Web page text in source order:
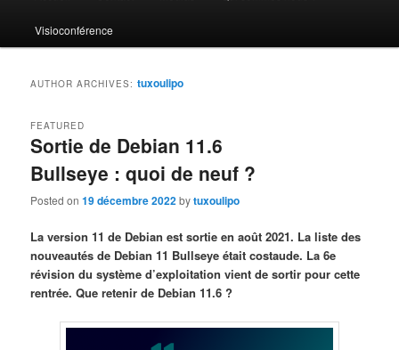
Visioconférence
AUTHOR ARCHIVES:tuxoulipo
Sortie de Debian 11.6
Bullseye : quoi de neuf ?
FEATURED
Posted on19 décembre 2022bytuxoulipo
La version 11 de Debian est sortie en août 2021. La liste des
nouveautés de Debian 11 Bullseye était costaude. La 6e
révision du système d’exploitation vient de sortir pour cette
rentrée. Que retenir de Debian 11.6 ?